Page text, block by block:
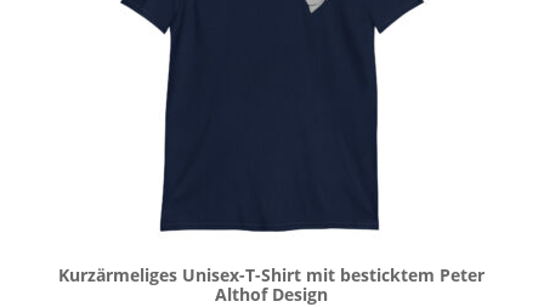
Kurzärmeliges Unisex-T-Shirt mit besticktem Peter
Althof Design